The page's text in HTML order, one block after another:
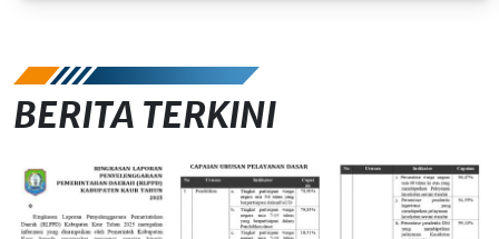
BERITA TERKINI